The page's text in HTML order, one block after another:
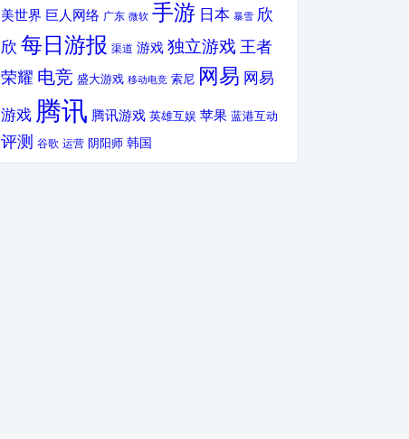
美世界 巨人网络 广东 微软 手游 日本 暴雪 欣
欣 每日游报 渠道 游戏 独立游戏 王者
荣耀 电竞 盛大游戏 移动电竞 索尼 网易 网易
游戏 腾讯 腾讯游戏 英雄互娱 苹果 蓝港互动
评测 谷歌 运营 阴阳师 韩国